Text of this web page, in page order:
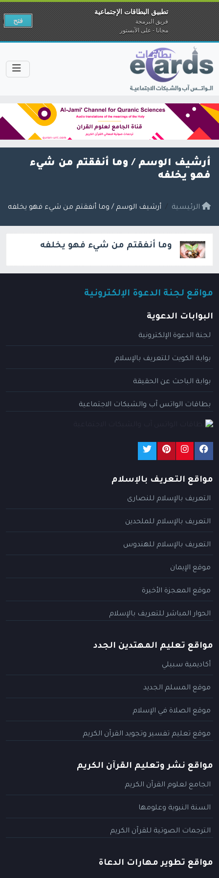
أرشيف الوسم / وما أنفقتم من شيء
فهو يخلفه
الرئيسية أرشيف الوسم / وما أنفقتم من شيء فهو يخلفه
وما أنفقتم من شيء فهو يخلفه
مواقع لجنة الدعوة الإلكترونية
البوابات الدعوية
لجنة الدعوة الإلكترونية
بوابة الكويت للتعريف بالإسلام
بوابة الباحث عن الحقيقة
بطاقات الواتس آب والشبكات الاجتماعية
مواقع التعريف بالإسلام
التعريف بالإسلام للنصارى
التعريف بالإسلام للملحدين
التعريف بالإسلام للهندوس
موقع الإيمان
موقع المعجزة الأخيرة
الحوار المباشر للتعريف بالإسلام
مواقع تعليم المهتدين الجدد
أكاديمية سبيلي
موقع المسلم الجديد
موقع الصلاة في الإسلام
موقع تعليم تفسير وتجويد القرآن الكريم
مواقع نشر وتعليم القرآن الكريم
الجامع لعلوم القرآن الكريم
السنة النبوية وعلومها
الترجمات الصوتية للقرآن الكريم
مواقع تطوير مهارات الدعاة
تطبيق البطاقات الإجتماعية
فريق البرمجة
مجانا - على الآبستور
فتح